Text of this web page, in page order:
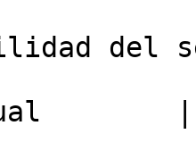
del
|